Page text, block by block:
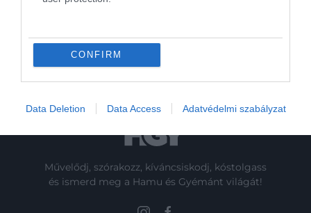
CONFIRM
Data Deletion Data Access Adatvédelmi szabályzat
bizonyították…
Művelődj, szórakozz, kíváncsiskodj, kóstolgass
és ismerd meg a Hamu és Gyémánt világát!